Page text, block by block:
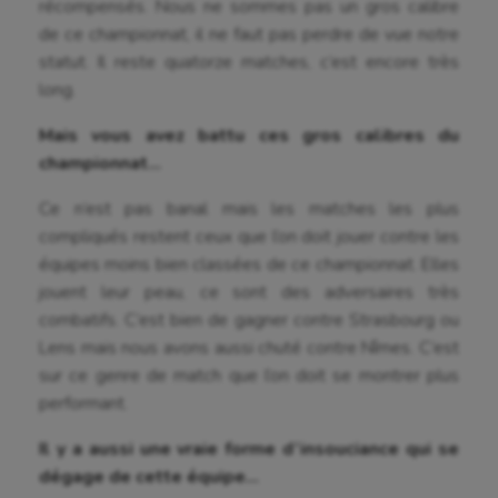
Flag football
Futsal
Gymnastique
Gymnastique rythmique
Haltérophilie
Handisport
récompensés. Nous ne sommes pas un gros calibre
de ce championnat, il ne faut pas perdre de vue notre
statut. Il reste quatorze matches, c’est encore très
long.
Mais vous avez battu ces gros calibres du
championnat…
Ce n’est pas banal mais les matches les plus
compliqués restent ceux que l’on doit jouer contre les
équipes moins bien classées de ce championnat. Elles
jouent leur peau, ce sont des adversaires très
combatifs. C’est bien de gagner contre Strasbourg ou
Lens mais nous avons aussi chuté contre Nîmes. C’est
sur ce genre de match que l’on doit se montrer plus
performant.
Il y a aussi une vraie forme d’insouciance qui se
dégage de cette équipe…